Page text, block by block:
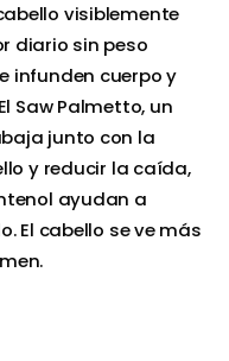
visiblemente
diario sin peso
infunden cuerpo y
Saw Palmetto, un
junto con la
y reducir la caída,
ayudan a
El cabello se ve más